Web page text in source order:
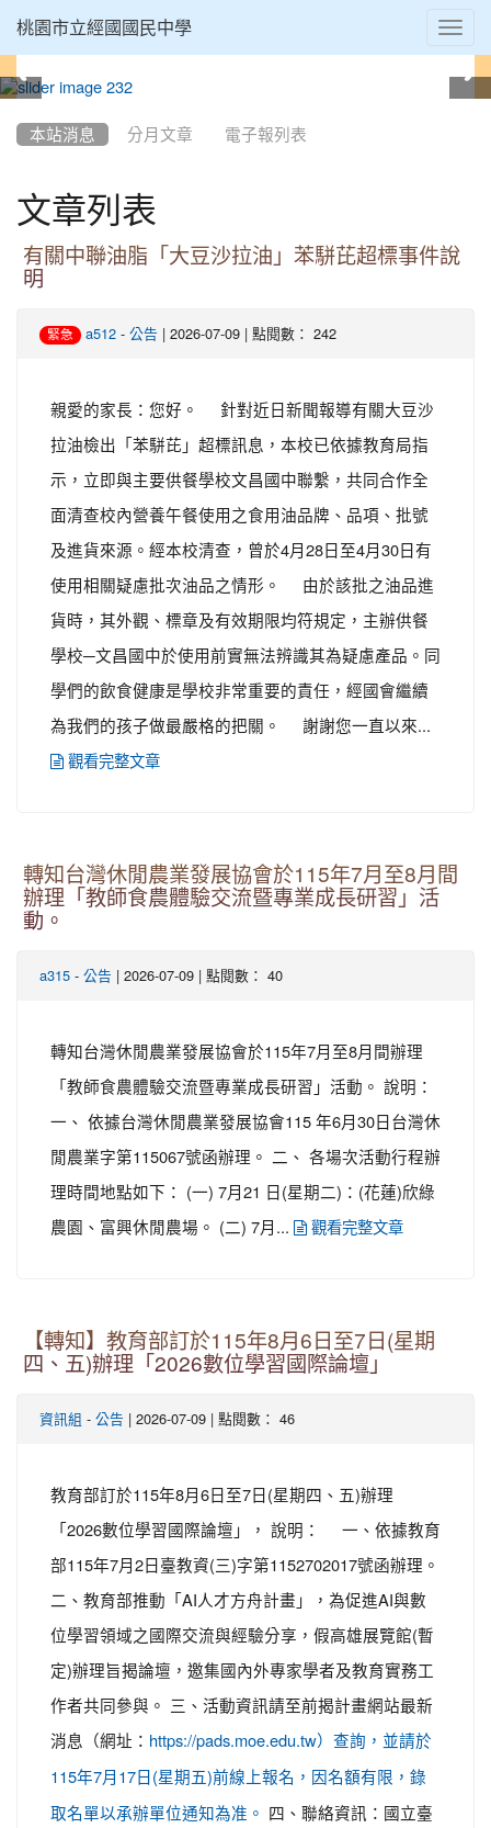
桃園市立經國國民中學
本站消息 分月文章 電子報列表
文章列表
有關中聯油脂「大豆沙拉油」苯駢芘超標事件說
明
緊急 a512 - 公告 | 2026-07-09 | 點閱數： 242
親愛的家長：您好。 針對近日新聞報導有關大豆沙
拉油檢出「苯駢芘」超標訊息，本校已依據教育局指
示，立即與主要供餐學校文昌國中聯繫，共同合作全
面清查校內營養午餐使用之食用油品牌、品項、批號
及進貨來源。經本校清查，曾於4月28日至4月30日有
使用相關疑慮批次油品之情形。 由於該批之油品進
貨時，其外觀、標章及有效期限均符規定，主辦供餐
學校─文昌國中於使用前實無法辨識其為疑慮產品。同
學們的飲食健康是學校非常重要的責任，經國會繼續
為我們的孩子做最嚴格的把關。 謝謝您一直以來...
觀看完整文章
轉知台灣休閒農業發展協會於115年7月至8月間
辦理「教師食農體驗交流暨專業成長研習」活
動。
a315 - 公告 | 2026-07-09 | 點閱數： 40
轉知台灣休閒農業發展協會於115年7月至8月間辦理
「教師食農體驗交流暨專業成長研習」活動。 說明：
一、 依據台灣休閒農業發展協會115 年6月30日台灣休
閒農業字第115067號函辦理。 二、 各場次活動行程辦
理時間地點如下： (一) 7月21 日(星期二)：(花蓮)欣綠
農園、富興休閒農場。 (二) 7月...
觀看完整文章
【轉知】教育部訂於115年8月6日至7日(星期
四、五)辦理「2026數位學習國際論壇」
資訊組 - 公告 | 2026-07-09 | 點閱數： 46
教育部訂於115年8月6日至7日(星期四、五)辦理
「2026數位學習國際論壇」， 說明： 一、依據教育
部115年7月2日臺教資(三)字第1152702017號函辦理。
二、教育部推動「AI人才方舟計畫」，為促進AI與數
位學習領域之國際交流與經驗分享，假高雄展覽館(暫
定)辦理旨揭論壇，邀集國內外專家學者及教育實務工
作者共同參與。 三、活動資訊請至前揭計畫網站最新
消息（網址： https://pads.moe.edu.tw）查詢，並請於
115年7月17日(星期五)前線上報名，因名額有限，錄
取名單以承辦單位通知為准。
四、聯絡資訊：國立臺